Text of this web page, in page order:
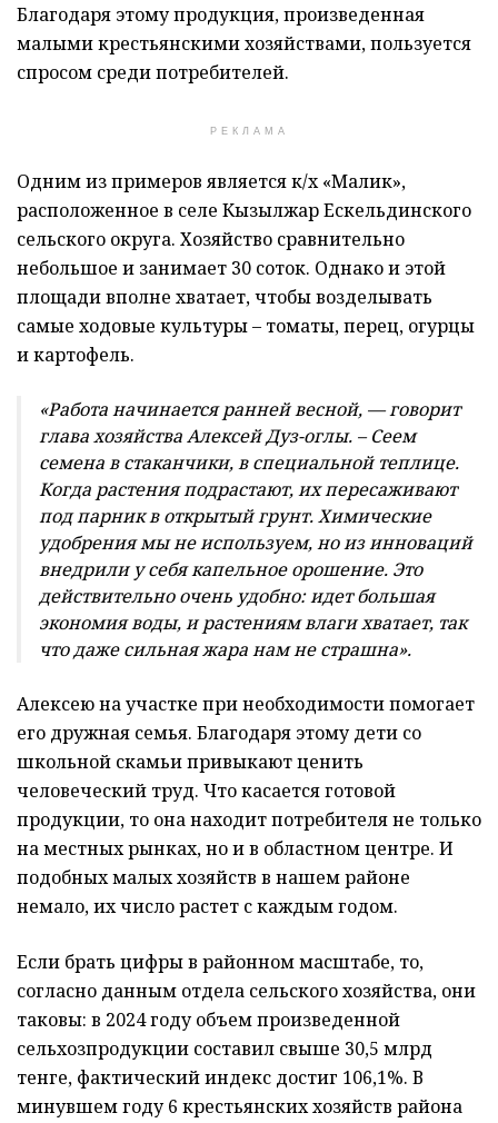
Благодаря этому продукция, произведенная
малыми крестьянскими хозяйствами, пользуется
спросом среди потребителей.
РЕКЛАМА
Одним из примеров является к/х «Малик»,
расположенное в селе Кызылжар Ескельдинского
сельского округа. Хозяйство сравнительно
небольшое и занимает 30 соток. Однако и этой
площади вполне хватает, чтобы возделывать
самые ходовые культуры – томаты, перец, огурцы
и картофель.
«Работа начинается ранней весной, — говорит
глава хозяйства Алексей Дуз-оглы. – Сеем
семена в стаканчики, в специальной теплице.
Когда растения подрастают, их пересаживают
под парник в открытый грунт. Химические
удобрения мы не используем, но из инноваций
внедрили у себя капельное орошение. Это
действительно очень удобно: идет большая
экономия воды, и растениям влаги хватает, так
что даже сильная жара нам не страшна».
Алексею на участке при необходимости помогает
его дружная семья. Благодаря этому дети со
школьной скамьи привыкают ценить
человеческий труд. Что касается готовой
продукции, то она находит потребителя не только
на местных рынках, но и в областном центре. И
подобных малых хозяйств в нашем районе
немало, их число растет с каждым годом.
Если брать цифры в районном масштабе, то,
согласно данным отдела сельского хозяйства, они
таковы: в 2024 году объем произведенной
сельхозпродукции составил свыше 30,5 млрд
тенге, фактический индекс достиг 106,1%. В
минувшем году 6 крестьянских хозяйств района